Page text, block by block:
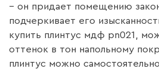
– он придает помещению
подчеркивает его
купить плинтус мдф pn021,
оттенок в тон напольному
плинтус можно